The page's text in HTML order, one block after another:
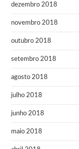
dezembro 2018
novembro 2018
outubro 2018
setembro 2018
agosto 2018
julho 2018
junho 2018
maio 2018